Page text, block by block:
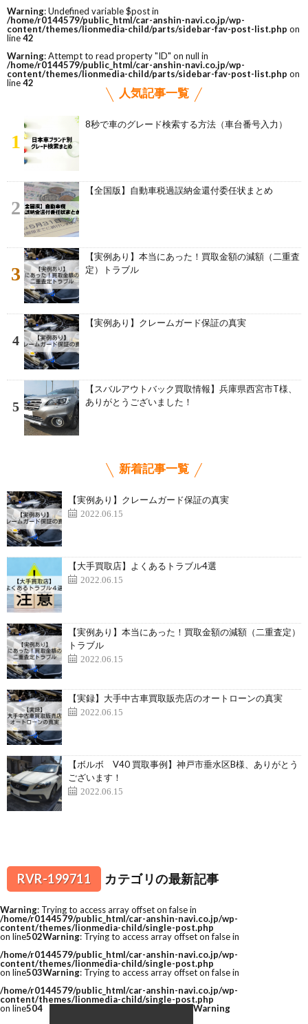
Warning: Undefined variable $post in
/home/r0144579/public_html/car-anshin-navi.co.jp/wp-
content/themes/lionmedia-child/parts/sidebar-fav-post-list.php on
line42
Warning: Attempt to read property "ID" on null in
/home/r0144579/public_html/car-anshin-navi.co.jp/wp-
content/themes/lionmedia-child/parts/sidebar-fav-post-list.php on
line42
人気記事一覧
1
8秒で車のグレード検索する方法（車台番号入力）
2
【全国版】自動車税過誤納金還付委任状まとめ
3
【実例あり】本当にあった！買取金額の減額（二重査
定）トラブル
4
【実例あり】クレームガード保証の真実
5
【スバルアウトバック買取情報】兵庫県西宮市T様、
ありがとうございました！
新着記事一覧
【実例あり】クレームガード保証の真実
2022.06.15
【大手買取店】よくあるトラブル4選
2022.06.15
【実例あり】本当にあった！買取金額の減額（二重査定）
トラブル
2022.06.15
【実録】大手中古車買取販売店のオートローンの真実
2022.06.15
【ボルボ V40 買取事例】神戸市垂水区B様、ありがとう
ございます！
2022.06.15
RVR-199711 カテゴリの最新記事
Warning: Trying to access array offset on false in
/home/r0144579/public_html/car-anshin-navi.co.jp/wp-
content/themes/lionmedia-child/single-post.php
on line502Warning: Trying to access array offset on false in
/home/r0144579/public_html/car-anshin-navi.co.jp/wp-
content/themes/lionmedia-child/single-post.php
on line503Warning: Trying to access array offset on false in
/home/r0144579/public_html/car-anshin-navi.co.jp/wp-
content/themes/lionmedia-child/single-post.php
on line504 Warning